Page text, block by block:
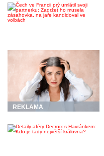
REKLAMA